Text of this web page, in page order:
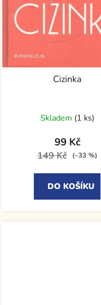
Cizinka
Skladem (1 ks)
99 Kč
149 Kč (–33 %)
DO KOŠÍKU